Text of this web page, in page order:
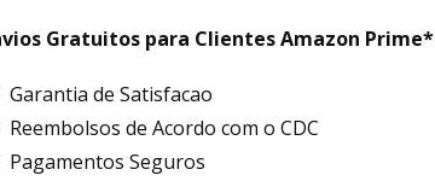
Gratuitos para Clientes Amazon Prime*
Garantia de Satisfacao
Reembolsos de Acordo com o CDC
Pagamentos Seguros